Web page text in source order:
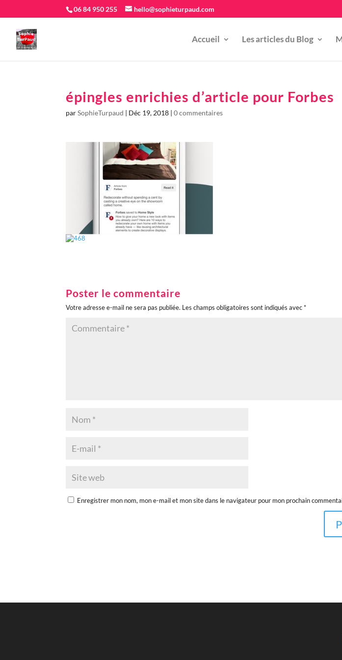
06 84 950 255 hello@sophieturpaud.com
Accueil Les articles du Blog
épingles enrichies d’article pour Forbes
parSophieTurpaud | Déc 19, 2018 |0 commentaires
Poster le commentaire
Votre adresse e-mail ne sera pas publiée. Les champs obligatoires sont indiqués avec*
Enregistrer mon nom, mon e-mail et mon site dans le navigateur pour mon prochain